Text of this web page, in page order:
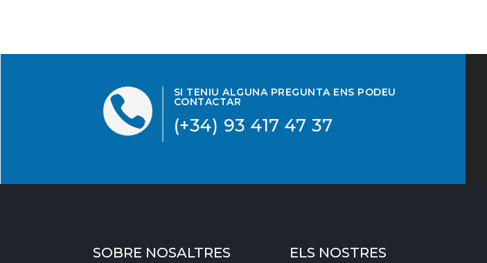
 SI TENIU ALGUNA PREGUNTA ENS PODEU
CONTACTAR
(+34) 93 417 47 37
SOBRE NOSALTRES
ELS NOSTRES